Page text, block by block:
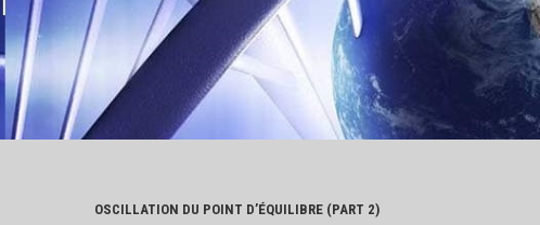
OSCILLATION DU POINT D’ÉQUILIBRE (PART 2)